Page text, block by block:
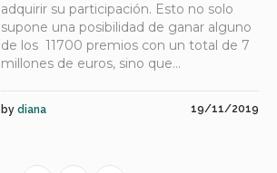
adquirir su participación. Esto no solo
supone una posibilidad de ganar alguno
de los 11700 premios con un total de 7
millones de euros, sino que...
19/11/2019
by diana